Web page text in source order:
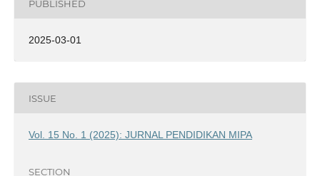
PUBLISHED
2025-03-01
ISSUE
Vol. 15 No. 1 (2025): JURNAL PENDIDIKAN MIPA
SECTION